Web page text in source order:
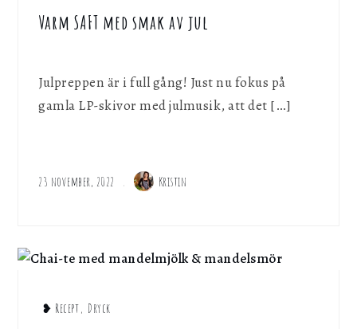
Varm SAFT med smak av jul
Julpreppen är i full gång! Just nu fokus på
gamla LP-skivor med julmusik, att det […]
23 november, 2022 Kristin
❥ Recept, Dryck